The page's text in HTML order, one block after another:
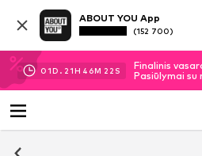
ABOUT YOU App
(152 700)
01D. 21H 46M 21 S
Finalinis
Pasiūlymai su